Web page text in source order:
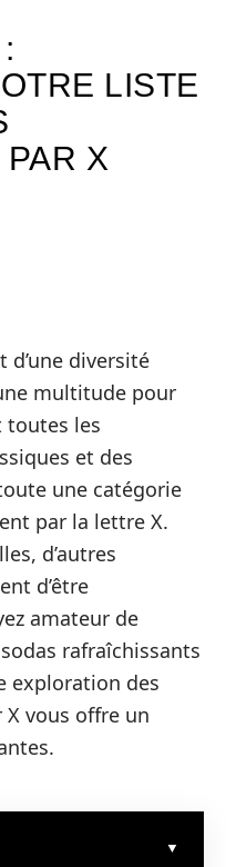
LISTE
X
d’une diversité
multitude pour
toutes les
et des
une catégorie
par la lettre X.
d’autres
d’être
amateur de
rafraîchissants
exploration des
vous offre un